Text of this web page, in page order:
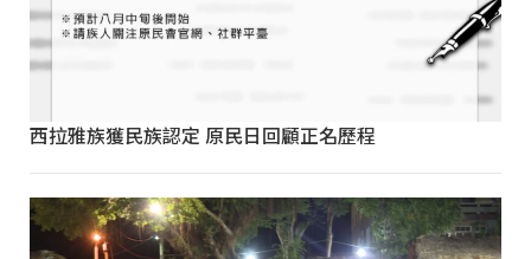
西拉雅族獲民族認定 原民日回顧正名歷程